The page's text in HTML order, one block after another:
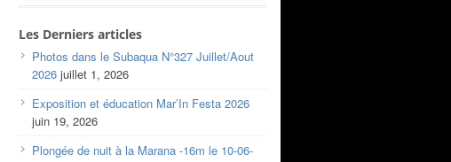
Les Derniers articles
Photos dans le Subaqua N°327 Juillet/Aout
2026 juillet 1, 2026
Exposition et éducation Mar’In Festa 2026
juin 19, 2026
Plongée de nuit à la Marana -16m le 10-06-